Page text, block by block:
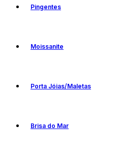
Pingentes
Moissanite
Porta Jóias/Maletas
Brisa do Mar